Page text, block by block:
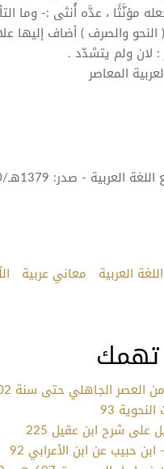
مؤنَّثًا ، عدَّه أُنثى :- وما
النحو والصرف ) أضاف إليها
: لان ولم يتشدّد .
المعاصر
- صدر: 1379هـ/1960م
العربية معاني عربية
تهمك
الجاهلي حتى سنة 2002م 6 - 76
93
على شرح ابن عقيل 225
حبيب عن ابن الأعرابي 92